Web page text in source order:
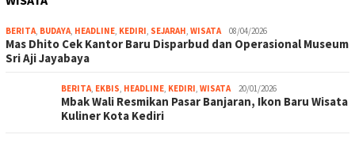
BERITA, BUDAYA, HEADLINE, KEDIRI, SEJARAH, WISATA 08/04/2026
Mas Dhito Cek Kantor Baru Disparbud dan Operasional Museum
Sri Aji Jayabaya
BERITA, EKBIS, HEADLINE, KEDIRI, WISATA 20/01/2026
Mbak Wali Resmikan Pasar Banjaran, Ikon Baru Wisata
Kuliner Kota Kediri